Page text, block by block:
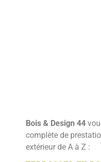
Bois & Design 44
complète de
extérieur de A à Z :